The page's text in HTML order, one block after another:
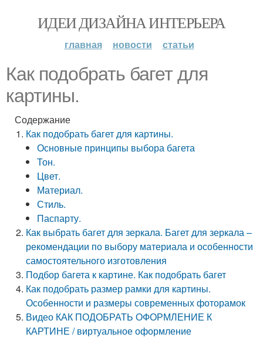
ИДЕИ ДИЗАЙНА ИНТЕРЬЕРА
главная новости статьи
Как подобрать багет для
картины.
Содержание
Как подобрать багет для картины.
Основные принципы выбора багета
Тон.
Цвет.
Материал.
Стиль.
Паспарту.
Как выбрать багет для зеркала. Багет для зеркала –
рекомендации по выбору материала и особенности
самостоятельного изготовления
Подбор багета к картине. Как подобрать багет
Как подобрать размер рамки для картины.
Особенности и размеры современных фоторамок
Видео КАК ПОДОБРАТЬ ОФОРМЛЕНИЕ К
КАРТИНЕ / виртуальное оформление